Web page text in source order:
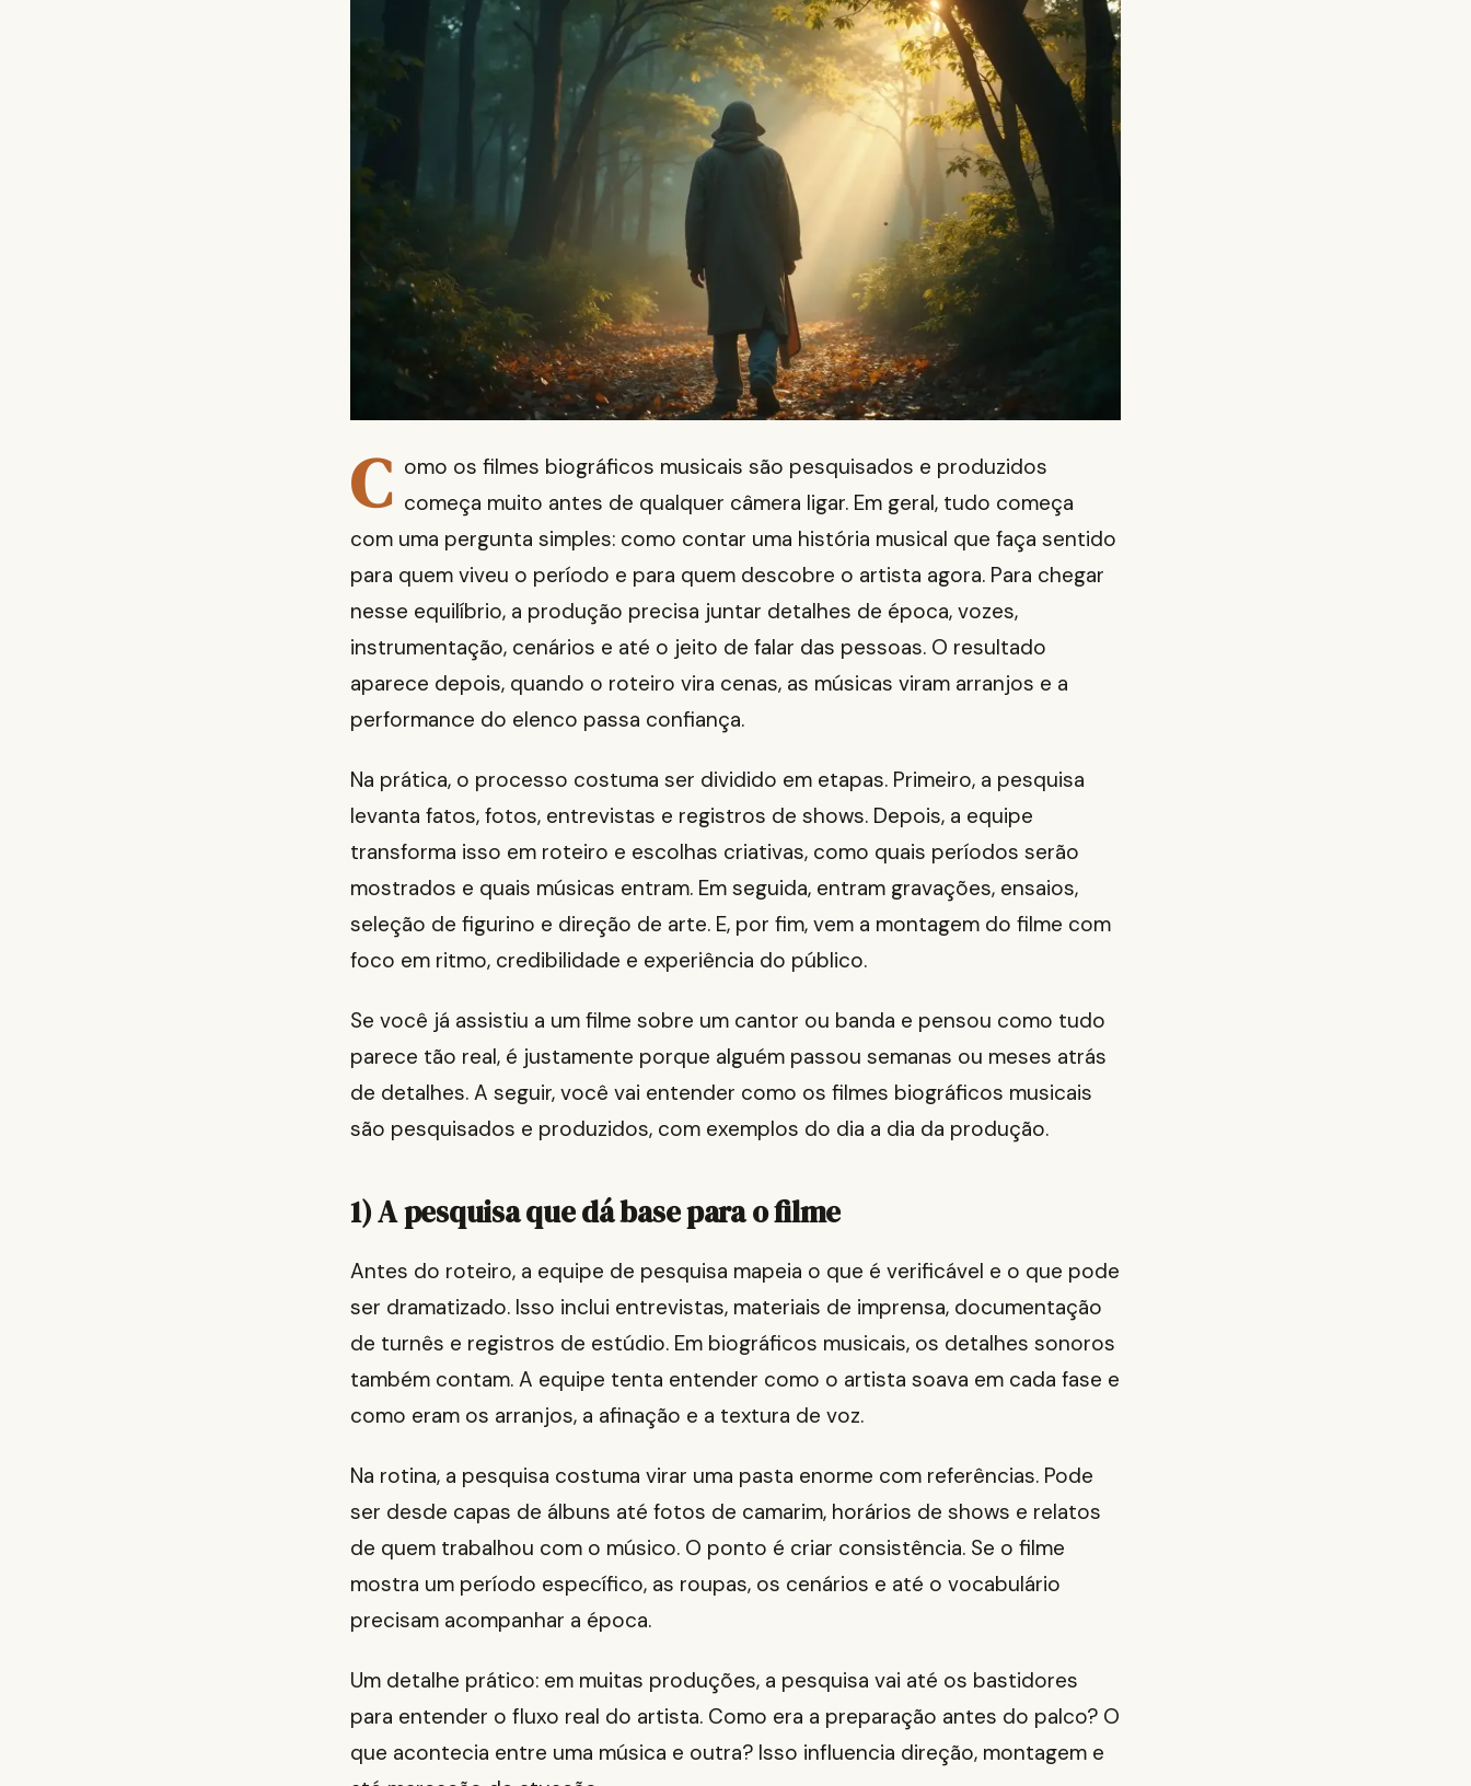
C omo os filmes biográficos musicais são pesquisados e produzidos
começa muito antes de qualquer câmera ligar. Em geral, tudo começa
com uma pergunta simples: como contar uma história musical que faça sentido
para quem viveu o período e para quem descobre o artista agora. Para chegar
nesse equilíbrio, a produção precisa juntar detalhes de época, vozes,
instrumentação, cenários e até o jeito de falar das pessoas. O resultado
aparece depois, quando o roteiro vira cenas, as músicas viram arranjos e a
performance do elenco passa confiança.
Na prática, o processo costuma ser dividido em etapas. Primeiro, a pesquisa
levanta fatos, fotos, entrevistas e registros de shows. Depois, a equipe
transforma isso em roteiro e escolhas criativas, como quais períodos serão
mostrados e quais músicas entram. Em seguida, entram gravações, ensaios,
seleção de figurino e direção de arte. E, por fim, vem a montagem do filme com
foco em ritmo, credibilidade e experiência do público.
Se você já assistiu a um filme sobre um cantor ou banda e pensou como tudo
parece tão real, é justamente porque alguém passou semanas ou meses atrás
de detalhes. A seguir, você vai entender como os filmes biográficos musicais
são pesquisados e produzidos, com exemplos do dia a dia da produção.
1) A pesquisa que dá base para o filme
Antes do roteiro, a equipe de pesquisa mapeia o que é verificável e o que pode
ser dramatizado. Isso inclui entrevistas, materiais de imprensa, documentação
de turnês e registros de estúdio. Em biográficos musicais, os detalhes sonoros
também contam. A equipe tenta entender como o artista soava em cada fase e
como eram os arranjos, a afinação e a textura de voz.
Na rotina, a pesquisa costuma virar uma pasta enorme com referências. Pode
ser desde capas de álbuns até fotos de camarim, horários de shows e relatos
de quem trabalhou com o músico. O ponto é criar consistência. Se o filme
mostra um período específico, as roupas, os cenários e até o vocabulário
precisam acompanhar a época.
Um detalhe prático: em muitas produções, a pesquisa vai até os bastidores
para entender o fluxo real do artista. Como era a preparação antes do palco? O
que acontecia entre uma música e outra? Isso influencia direção, montagem e